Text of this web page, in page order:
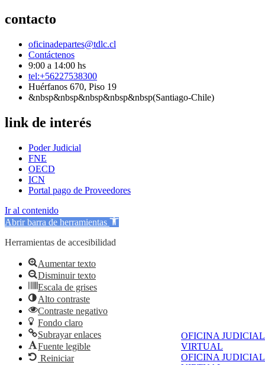
OFICINA JUDICIAL
VIRTUAL
OFICINA JUDICIAL
contacto
oficinadepartes@tdlc.cl
Contáctenos
9:00 a 14:00 hs
tel:+56227538300
Huérfanos 670, Piso 19
&nbsp&nbsp&nbsp&nbsp&nbsp(Santiago-Chile)
link de interés
Poder Judicial
FNE
OECD
ICN
Portal pago de Proveedores
Ir al contenido
Abrir barra de herramientas
Herramientas de accesibilidad
Aumentar texto
Disminuir texto
Escala de grises
Alto contraste
Contraste negativo
Fondo claro
Subrayar enlaces
Fuente legible
Reiniciar